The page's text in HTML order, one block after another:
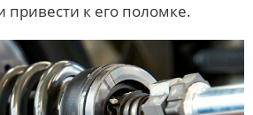
к его поломке.